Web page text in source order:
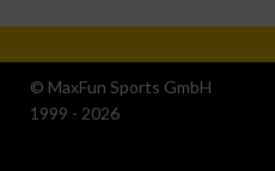
© MaxFun Sports GmbH
1999 - 2026
Verwendung genauer
Geräte anhand von aktiv